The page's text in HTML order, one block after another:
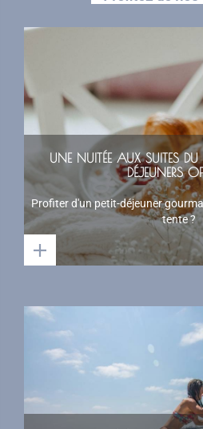
UNE NUITÉE AUX SUITES DU
DÉJEUNERS
Profiter d'un petit-déjeuner
tente ?